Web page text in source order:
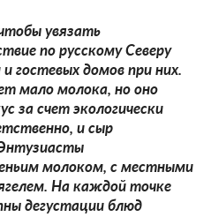
увязать
по русскому Северу
гостевых домов при них.
мало молока, но оно
за счет экологически
и сыр
молоком, с местными
На каждой точке
дегустации блюд